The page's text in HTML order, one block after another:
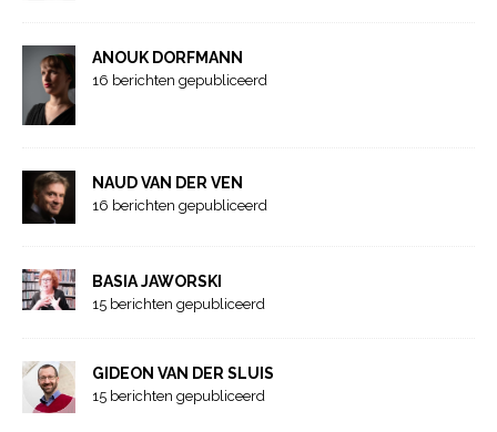
ANOUK DORFMANN
16 berichten gepubliceerd
NAUD VAN DER VEN
16 berichten gepubliceerd
BASIA JAWORSKI
15 berichten gepubliceerd
GIDEON VAN DER SLUIS
15 berichten gepubliceerd